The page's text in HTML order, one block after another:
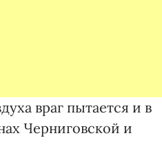
враг пытается и в
Черниговской и